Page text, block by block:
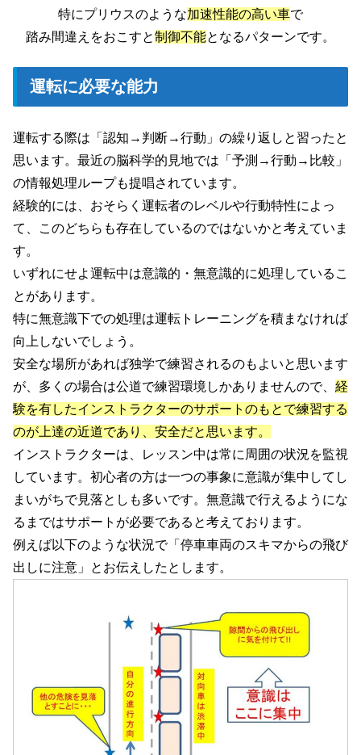
特にプリウスのような加速性能の高い車で
踏み間違えをおこすと制御不能となるパターンです。
運転に必要な能力
運転する際は「認知→判断→行動」の繰り返しと習ったと
思います。最近の脳科学的見地では「予測→行動→比較」
の情報処理ループも提唱されています。
経験的には、おそらく運転者のレベルや行動特性によっ
て、このどちらも存在しているのではないかと考えていま
す。
いずれにせよ運転中は意識的・無意識的に処理しているこ
とがあります。
特に無意識下での処理は運転トレーニングを積まなければ
向上しないでしょう。
安全な場所があれば独学で練習されるのもよいと思います
が、多くの場合は公道で練習環境しかありませんので、 経
験を有したインストラクターのサポートのもとで練習する
のが上達の近道であり、安全だと思います。
インストラクターは、レッスン中は常に周囲の状況を監視
しています。初心者の方は一つの事象に意識が集中してし
まいがちで見落としも多いです。無意識で行えるようにな
るまではサポートが必要であると考えております。
例えば以下のような状況で「停車車両のスキマからの飛び
出しに注意」とお伝えしたとします。